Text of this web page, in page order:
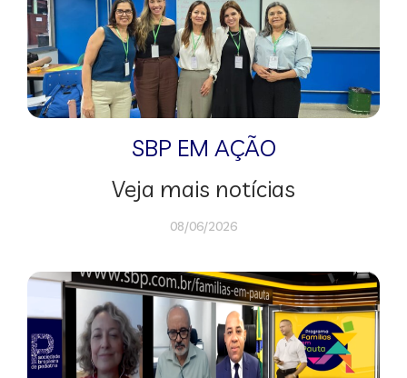
SBP EM AÇÃO
Veja mais notícias
08/06/2026